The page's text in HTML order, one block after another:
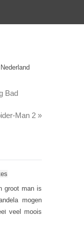
Bad
Man 2 »
groot man is
mogen
veel moois